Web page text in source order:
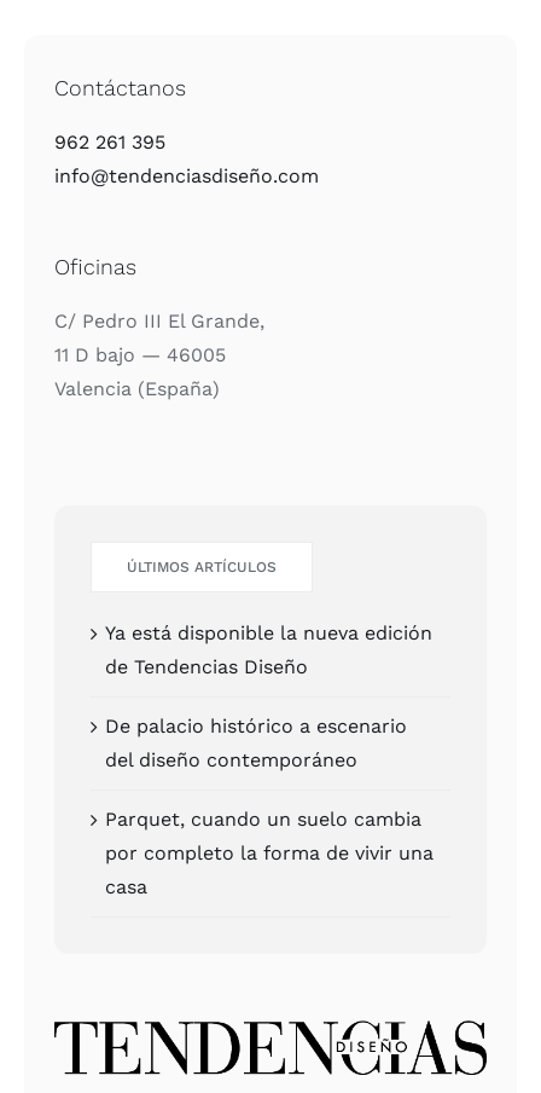
Contáctanos
962 261 395
info@tendenciasdiseño.com
Oficinas
C/ Pedro III El Gran­de,
11 D bajo — 46005
Valen­cia (Espa­ña)
ÚLTI­MOS ARTÍCU­LOS
Ya está dis­po­ni­ble la nue­va edi­ción
de Ten­den­cias Dise­ño
De pala­cio his­tó­ri­co a esce­na­rio
del dise­ño con­tem­po­rá­neo
Par­quet, cuan­do un sue­lo cam­bia
por com­ple­to la for­ma de vivir una
casa